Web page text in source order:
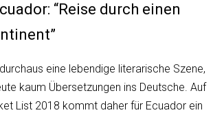
“Reise durch einen
eine lebendige literarische Szene,
kaum Übersetzungen ins Deutsche. Auf
List 2018 kommt daher für Ecuador ein